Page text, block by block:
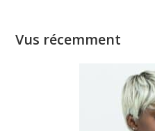
Vus récemment